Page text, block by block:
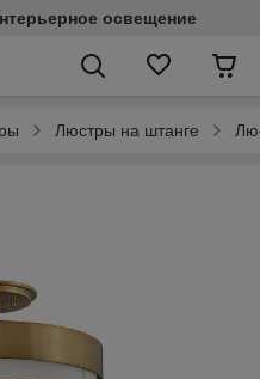
освещение
Люстры на штанге